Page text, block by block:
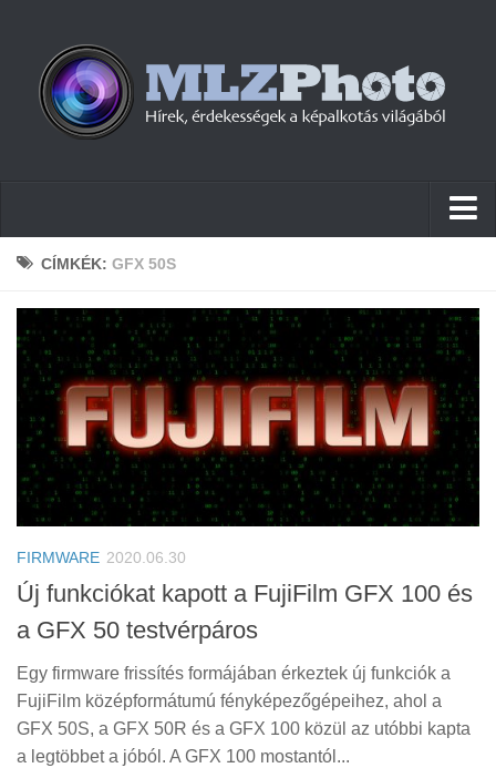
Hírek
Cikkek
Szoftver
Firmware
Tudástár
Tanácsok
Helyszíni Riport
E-BB
CÍMKÉK: GFX 50S
FIRMWARE 2020.06.30
Új funkciókat kapott a FujiFilm GFX 100 és
a GFX 50 testvérpáros
Egy firmware frissítés formájában érkeztek új funkciók a
FujiFilm középformátumú fényképezőgépeihez, ahol a
GFX 50S, a GFX 50R és a GFX 100 közül az utóbbi kapta
a legtöbbet a jóból. A GFX 100 mostantól...